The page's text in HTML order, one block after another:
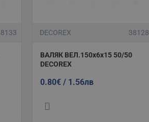
DECOREX 38128
ВАЛЯК ВЕЛ.150х6x15 50/50
DECOREX
0.80€ / 1.56лв